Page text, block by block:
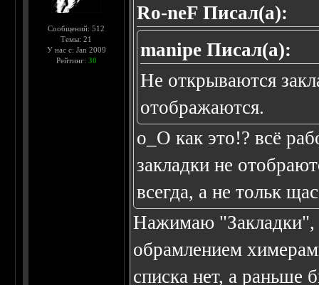
Сообщений: 512
Темы: 21
У нас с: Jan 2009
Рейтинг: 30
Ro-neF Писал(а):
manipe Писал(а):
Не открываются
отображаются.
о_О как это!? всё
закладки не
всегда, а не тольк
Нажимаю "Закладки",
обрамлением
списка нет, а раньше